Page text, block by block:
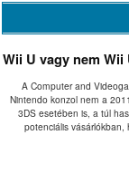
Wii U vagy nem Wii
A Computer and
Nintendo konzol nem a
3DS esetében is, a túl
potenciális